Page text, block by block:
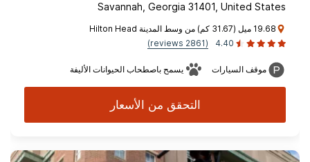
Savannah, Georgia 31401, United States
19.68 ميل (31.67 كم) من وسط المدينة Hilton Head
4.40
(2861 reviews)
موقف السيارات يسمح باصطحاب الحيوانات الأليفة
التحقق من الأسعار